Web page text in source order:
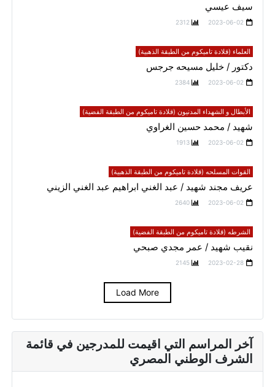
سيف عيسي
2023-06-02
2312
العلماء (قلادة تاميكوم من الطبقة الذهبية)
دكتور / خليل مسيحه جرجس
2023-06-02
2384
الأبطال و الشهداء المدنيون (قلادة تاميكوم من الطبقة الفضية)
شهيد / محمد حسين الغراوي
2023-06-02
1913
القوات المسلحه (قلادة تاميكوم من الطبقة الذهبية)
عريف مجند شهيد / عبد الغني ابراهيم عبد الغني الزيني
2023-06-02
2640
الشرطه (قلادة تاميكوم من الطبقة الفضية)
نقيب شهيد / عمر مجدي صبحي
2023-02-28
2145
Load More
آخر المراسم التي اقيمت للمدرجين في قائمة
الشرف الوطني المصري